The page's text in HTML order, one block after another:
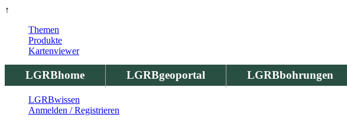
↑
LGRBhome LGRBgeoportal LGRBbohrungen
Themen
Produkte
Kartenviewer
LGRBwissen
Anmelden / Registrieren